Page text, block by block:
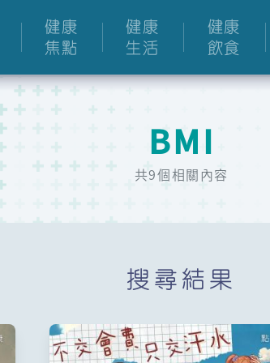
健康
焦點
健康
生活
健康
飲食
BMI
共9個相關內容
搜尋結果